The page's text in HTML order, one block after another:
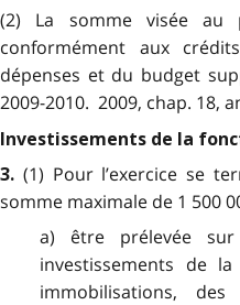
(2) La somme visée au
conformément aux
dépenses et du budget
2009-2010. 2009, chap. 18,
Investissements de la
3. (1) Pour l’exercice se
somme maximale de 1 500
a) être prélevée
investissements de
immobilisations,